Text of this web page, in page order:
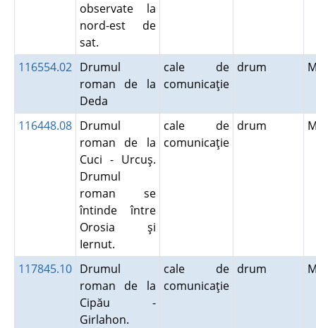
observate la
nord-est de
sat.
116554.02 Drumul
roman de la
Deda
cale de
comunicaţie
drum
116448.08 Drumul
roman de la
Cuci - Urcuş.
Drumul
roman se
întinde între
Orosia şi
Iernut.
cale de
comunicaţie
drum
117845.10 Drumul
roman de la
Cipău -
Girlahon.
cale de
comunicaţie
drum